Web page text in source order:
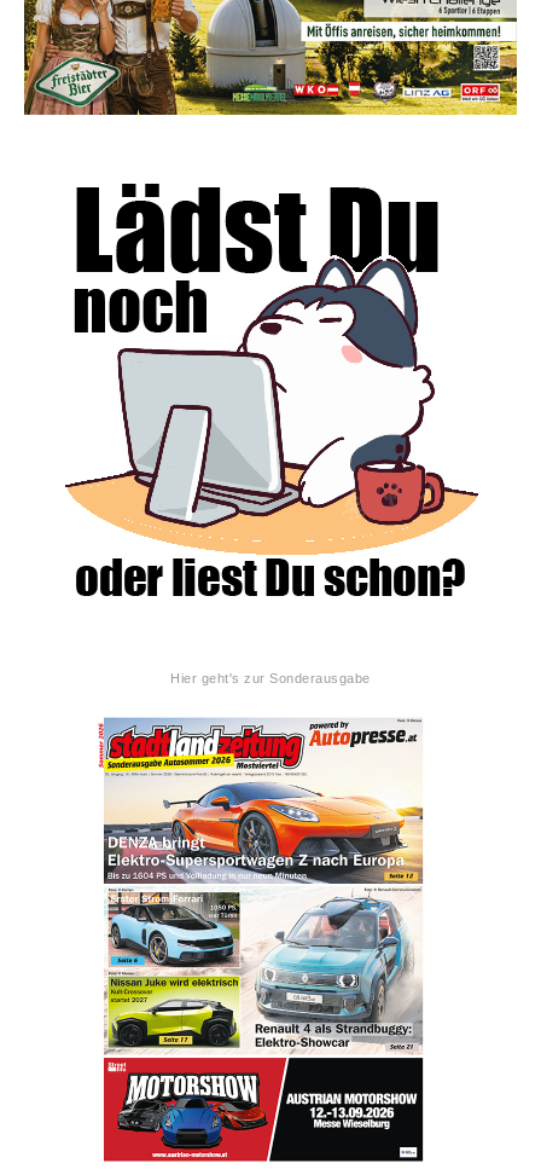
Hier geht's zur Sonderausgabe